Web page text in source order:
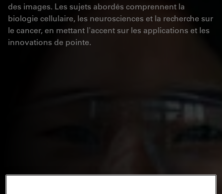
des images. Les sujets abordés comprennent la
biologie cellulaire, les neurosciences et la recherche sur
le cancer, en mettant l'accent sur les applications et les
innovations de pointe.